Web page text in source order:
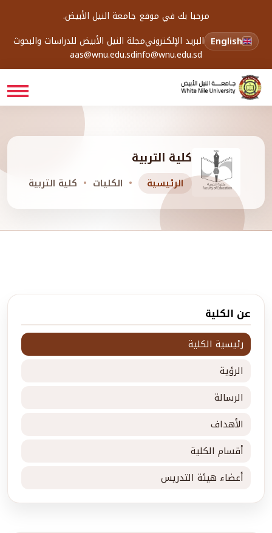
مرحبا بك في موقع جامعة النيل الأبيض.
English البريد الإلكترونيمجلة النيل الأبيض للدراسات والبحوث
info@wnu.edu.sd
aas@wnu.edu.sd
كلية التربية
الرئيسية الكليات كلية التربية
عن الكلية
رئيسية الكلية
الرؤية
الرسالة
الأهداف
أقسام الكلية
أعضاء هيئة التدريس